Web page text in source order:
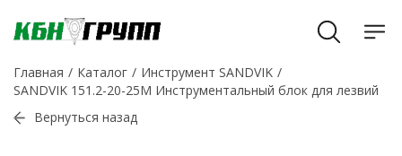
Главная Каталог
Инструмент SANDVIK
SANDVIK 151.2-20-25M Инструментальный блок для лезвий
Вернуться назад